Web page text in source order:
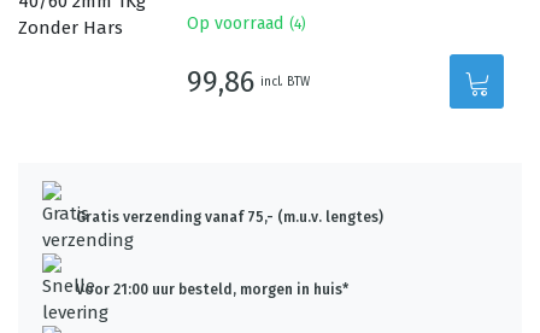
Op voorraad (4)
99,86 incl. BTW
Gratis verzending vanaf 75,- (m.u.v. lengtes)
Voor 21:00 uur besteld, morgen in huis*